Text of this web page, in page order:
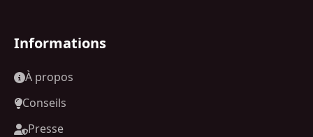
Informations
À propos
Conseils
Presse